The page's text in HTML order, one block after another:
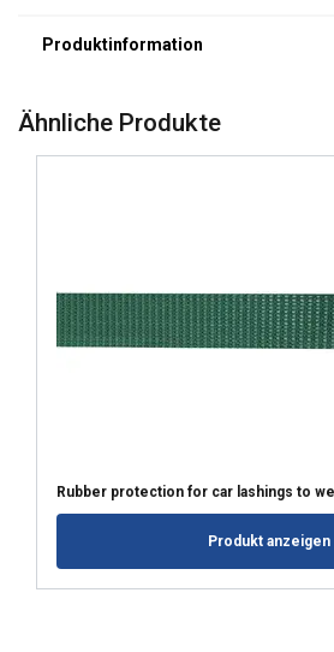
Ähnliche Produkte
Rubber protection for car lashings to
Produkt anzeigen